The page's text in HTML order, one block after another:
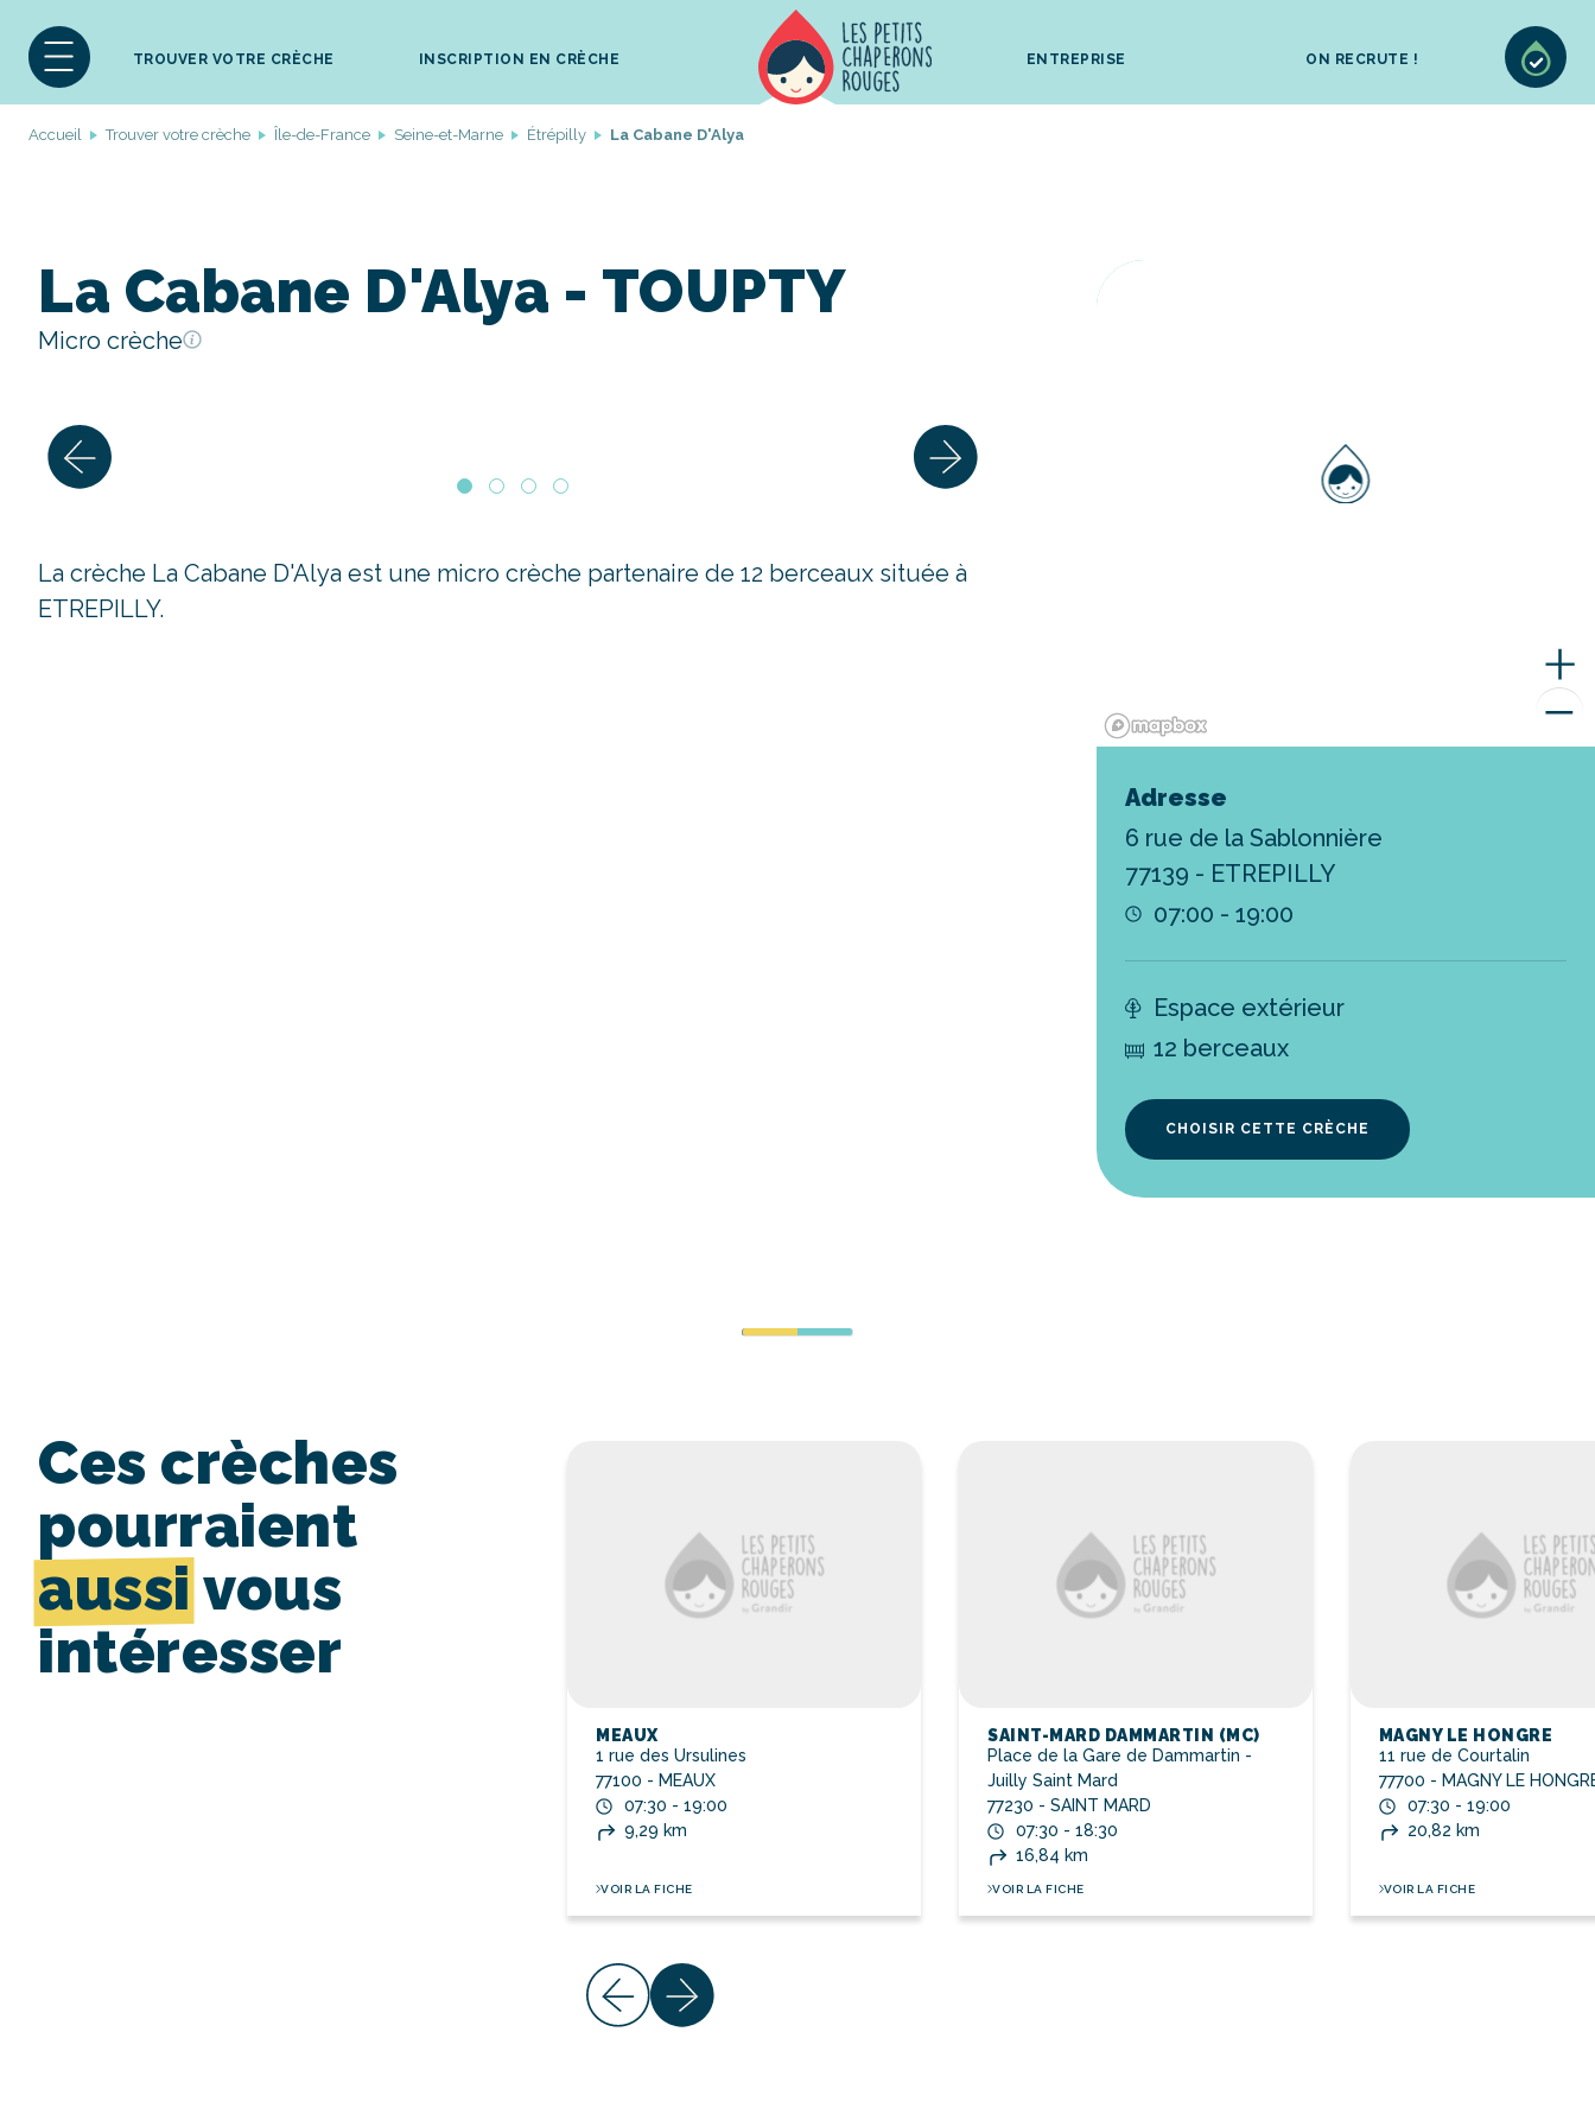
TROUVER VOTRE CRÈCHE INSCRIPTION EN CRÈCHE ENTREPRISE ON RECRUTE !
Accueil Trouver votre crèche Île-de-France Seine-et-Marne Étrépilly La Cabane D'Alya
La Cabane D'Alya - TOUPTY
Micro crèche
Adresse
6 rue de la Sablonnière
77139 - ETREPILLY
07:00 - 19:00
Espace extérieur
12 berceaux
CHOISIR CETTE CRÈCHE
La crèche La Cabane D'Alya est une micro crèche partenaire de 12 berceaux située à
ETREPILLY.
Ces crèches
pourraient
aussi vous
intéresser
MEAUX
1 rue des Ursulines
77100 - MEAUX
07:30 - 19:00
9,29 km
VOIR LA FICHE
SAINT-MARD DAMMARTIN (MC)
Place de la Gare de Dammartin -
Juilly Saint Mard
77230 - SAINT MARD
07:30 - 18:30
16,84 km
VOIR LA FICHE
MAGNY LE HONGRE
11 rue de Courtalin
77700 - MAGNY LE
07:30 - 19:00
20,82 km
VOIR LA FICHE